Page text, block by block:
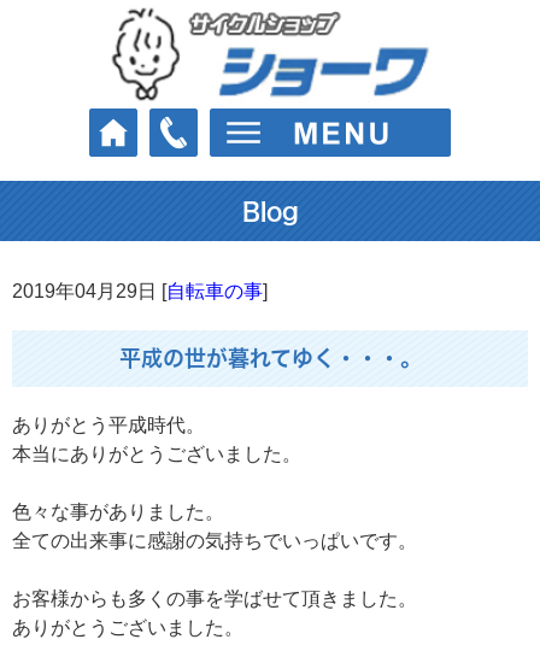
Blog
2019年04月29日 [自転車の事]
平成の世が暮れてゆく・・・。
ありがとう平成時代。
本当にありがとうございました。
色々な事がありました。
全ての出来事に感謝の気持ちでいっぱいです。
お客様からも多くの事を学ばせて頂きました。
ありがとうございました。